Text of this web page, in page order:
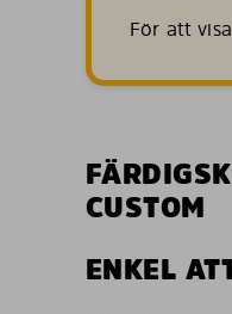
För att
CUSTOM
ENKEL